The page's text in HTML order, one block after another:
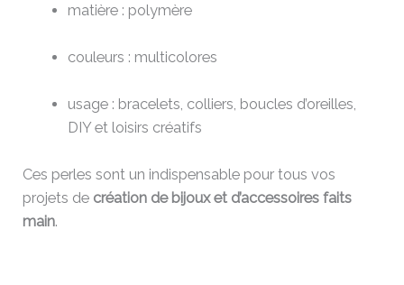
matière : polymère
couleurs : multicolores
usage : bracelets, colliers, boucles d’oreilles,
DIY et loisirs créatifs
Ces perles sont un indispensable pour tous vos
projets de création de bijoux et d’accessoires faits
main.